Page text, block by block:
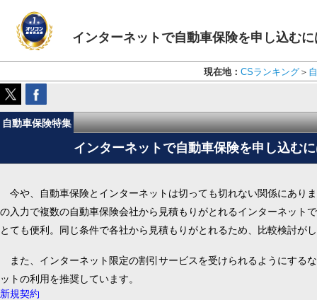
インターネットで自動車保険を申し込むに
現在地： CSランキング ＞
自動車保険特集
インターネットで自動車保険を申し込む
今や、自動車保険とインターネットは切っても切れない関係にあり
の入力で複数の自動車保険会社から見積もりがとれるインターネット
とても便利。同じ条件で各社から見積もりがとれるため、比較検討が
また、インターネット限定の割引サービスを受けられるようにする
ットの利用を推奨しています。
新規契約